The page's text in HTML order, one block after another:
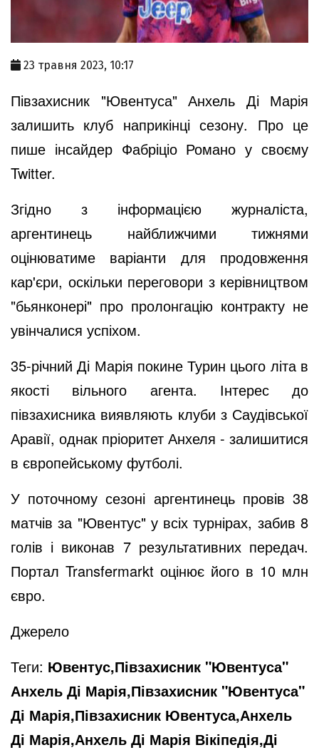
23 травня 2023, 10:17
Півзахисник "Ювентуса" Анхель Ді Марія
залишить клуб наприкінці сезону. Про це
пише інсайдер Фабріціо Романо у своєму
Twitter.
Згідно з інформацією журналіста,
аргентинець найближчими тижнями
оцінюватиме варіанти для продовження
кар'єри, оскільки переговори з керівництвом
"бьянконері" про пролонгацію контракту не
увінчалися успіхом.
35-річний Ді Марія покине Турин цього літа в
якості вільного агента. Інтерес до
півзахисника виявляють клуби з Саудівської
Аравії, однак пріоритет Анхеля - залишитися
в європейському футболі.
У поточному сезоні аргентинець провів 38
матчів за "Ювентус" у всіх турнірах, забив 8
голів і виконав 7 результативних передач.
Портал Transfermarkt оцінює його в 10 млн
євро.
Джерело
Теги: Ювентус,Півзахисник "Ювентуса"
Анхель Ді Марія,Півзахисник "Ювентуса"
Ді Марія,Півзахисник Ювентуса,Анхель
Ді Марія,Анхель Ді Марія Вікіпедія,Ді